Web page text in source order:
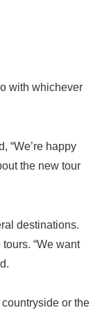
with whichever
“We’re happy
the new tour
destinations.
“We want
or the